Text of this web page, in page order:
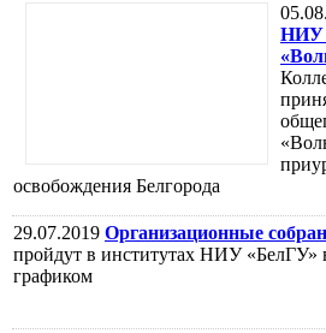
НИУ
освобождения Белгорода
29.07.2019 Организационные
пройдут в институтах НИУ «БелГУ»
графиком